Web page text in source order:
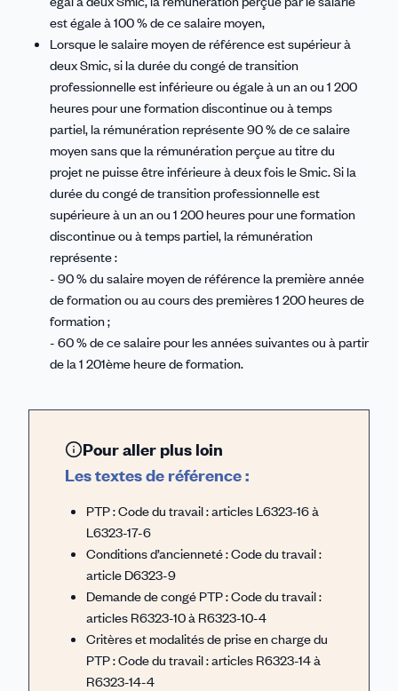
est égale à 100 % de ce salaire moyen,
Lorsque le salaire moyen de référence est supérieur à
deux Smic, si la durée du congé de transition
professionnelle est inférieure ou égale à un an ou 1 200
heures pour une formation discontinue ou à temps
partiel, la rémunération représente 90 % de ce salaire
moyen sans que la rémunération perçue au titre du
projet ne puisse être inférieure à deux fois le Smic. Si la
durée du congé de transition professionnelle est
supérieure à un an ou 1 200 heures pour une formation
discontinue ou à temps partiel, la rémunération
représente :
- 90 % du salaire moyen de référence la première année
de formation ou au cours des premières 1 200 heures de
formation ;
- 60 % de ce salaire pour les années suivantes ou à partir
de la 1 201ème heure de formation.
Pour aller plus loin
Les textes de référence :
PTP : Code du travail : articles L6323-16 à
L6323-17-6
Conditions d’ancienneté : Code du travail :
article D6323-9
Demande de congé PTP : Code du travail :
articles R6323-10 à R6323-10-4
Critères et modalités de prise en charge du
PTP : Code du travail : articles R6323-14 à
R6323-14-4